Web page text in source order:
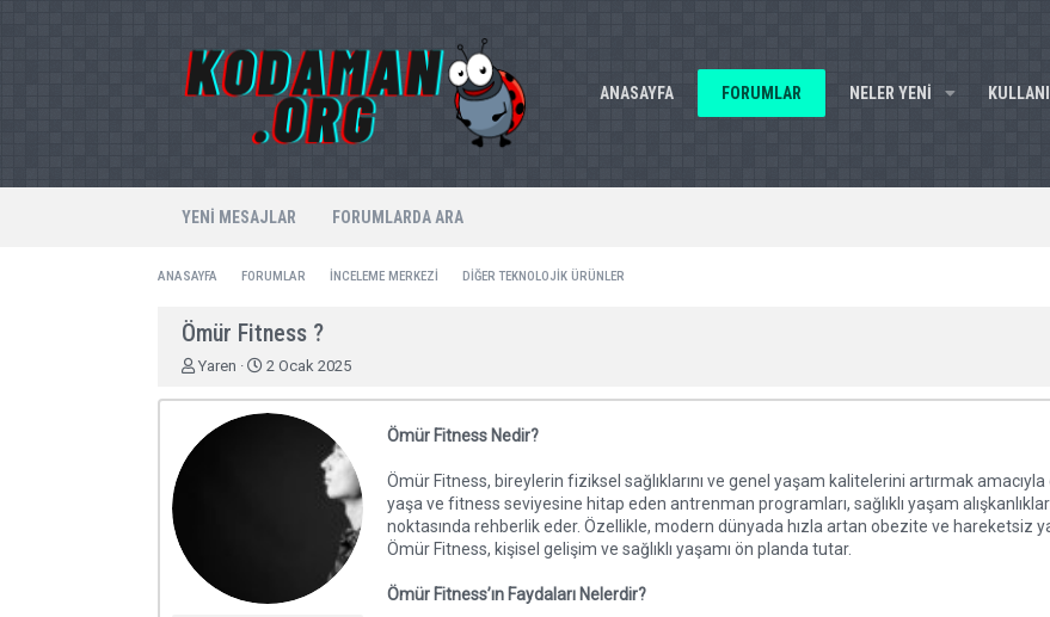
ANASAYFA FORUMLAR NELER YENI
YENI MESAJLAR FORUMLARDA ARA
ANASAYFA FORUMLAR İNCELEME MERKEZI DIĞER TEKNOLOJIK ÜRÜNLER
Ömür Fitness ?
K
n
y
a
Yaren
B
ş
r
2 Ocak 2025
Ömür Fitness Nedir?
Ömür Fitness, bireylerin fiziksel sağlıklarını ve genel yaşam kalitelerini artırmak
yaşa ve fitness seviyesine hitap eden antrenman programları, sağlıklı yaşam
noktasında rehberlik eder. Özellikle, modern dünyada hızla artan obezite ve hareketsiz
Ömür Fitness, kişisel gelişim ve sağlıklı yaşamı ön planda tutar.
Ömür Fitness’ın Faydaları Nelerdir?